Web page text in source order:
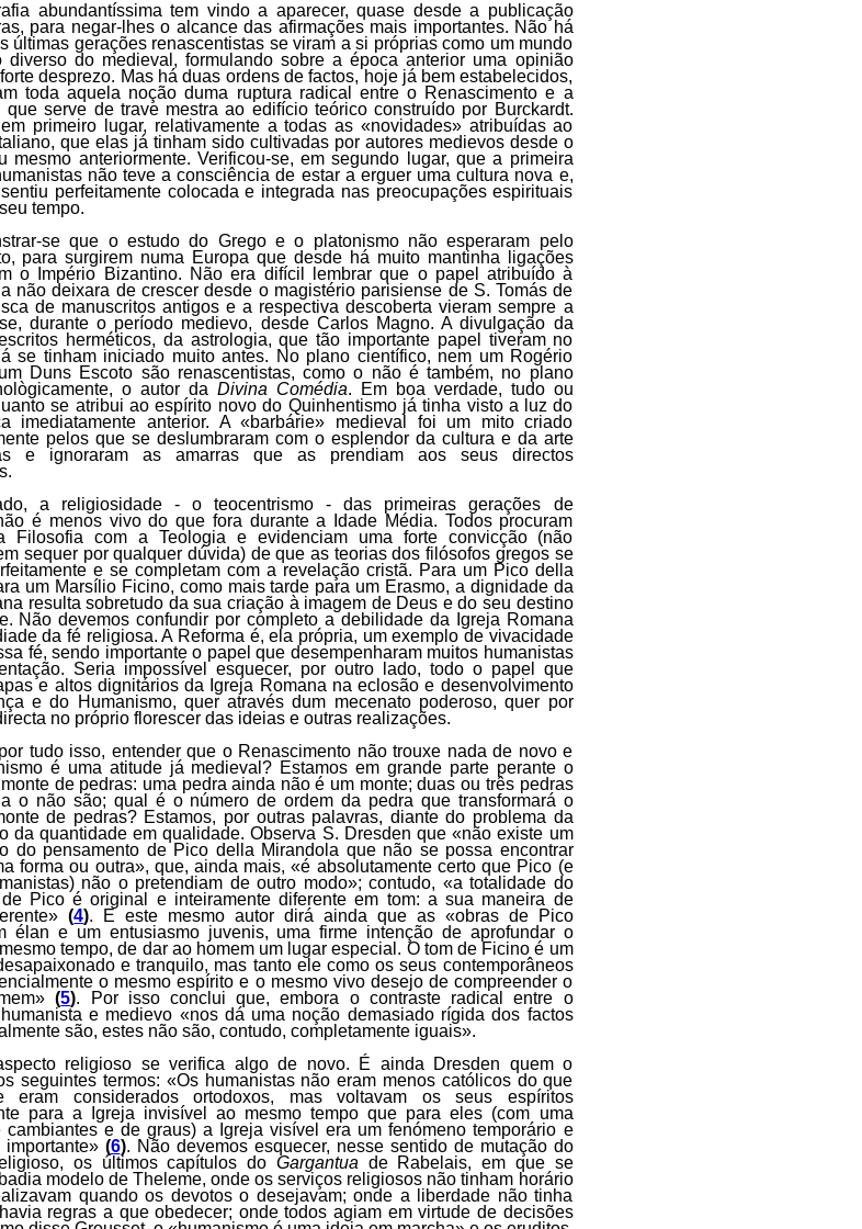
abundantíssima tem vindo a aparecer, quase desde a publicação
para negar-lhes o alcance das afirmações mais importantes. Não há
últimas gerações renascentistas se viram a si próprias como um mundo
diverso do medieval, formulando sobre a época anterior uma opinião
desprezo. Mas há duas ordens de factos, hoje já bem estabelecidos,
toda aquela noção duma ruptura radical entre o Renascimento e a
que serve de trave mestra ao edifício teórico construído por Burckardt.
primeiro lugar, relativamente a todas as «novidades» atribuídas ao
que elas já tinham sido cultivadas por autores medievos desde o
mesmo anteriormente. Verificou-se, em segundo lugar, que a primeira
não teve a consciência de estar a erguer uma cultura nova e,
perfeitamente colocada e integrada nas preocupações espirituais
tempo.
se que o estudo do Grego e o platonismo não esperaram pelo
para surgirem numa Europa que desde há muito mantinha ligações
o Império Bizantino. Não era difícil lembrar que o papel atribuído à
não deixara de crescer desde o magistério parisiense de S. Tomás de
de manuscritos antigos e a respectiva descoberta vieram sempre a
durante o período medievo, desde Carlos Magno. A divulgação da
herméticos, da astrologia, que tão importante papel tiveram no
se tinham iniciado muito antes. No plano científico, nem um Rogério
Duns Escoto são renascentistas, como o não é também, no plano
o autor da Divina Comédia. Em boa verdade, tudo ou
se atribui ao espírito novo do Quinhentismo já tinha visto a luz do
imediatamente anterior. A «barbárie» medieval foi um mito criado
pelos que se deslumbraram com o esplendor da cultura e da arte
e ignoraram as amarras que as prendiam aos seus directos
a religiosidade - o teocentrismo - das primeiras gerações de
é menos vivo do que fora durante a Idade Média. Todos procuram
Filosofia com a Teologia e evidenciam uma forte convicção (não
sequer por qualquer dúvida) de que as teorias dos filósofos gregos se
e se completam com a revelação cristã. Para um Pico della
um Marsílio Ficino, como mais tarde para um Erasmo, a dignidade da
resulta sobretudo da sua criação à imagem de Deus e do seu destino
Não devemos confundir por completo a debilidade da Igreja Romana
da fé religiosa. A Reforma é, ela própria, um exemplo de vivacidade
fé, sendo importante o papel que desempenharam muitos humanistas
Seria impossível esquecer, por outro lado, todo o papel que
e altos dignitários da Igreja Romana na eclosão e desenvolvimento
e do Humanismo, quer através dum mecenato poderoso, quer por
no próprio florescer das ideias e outras realizações.
tudo isso, entender que o Renascimento não trouxe nada de novo e
é uma atitude já medieval? Estamos em grande parte perante o
de pedras: uma pedra ainda não é um monte; duas ou três pedras
o não são; qual é o número de ordem da pedra que transformará o
de pedras? Estamos, por outras palavras, diante do problema da
da quantidade em qualidade. Observa S. Dresden que «não existe um
do pensamento de Pico della Mirandola que não se possa encontrar
forma ou outra», que, ainda mais, «é absolutamente certo que Pico (e
não o pretendiam de outro modo»; contudo, «a totalidade do
de Pico é original e inteiramente diferente em tom: a sua maneira de
(4). E este mesmo autor dirá ainda que as «obras de Pico
élan e um entusiasmo juvenis, uma firme intenção de aprofundar o
tempo, de dar ao homem um lugar especial. O tom de Ficino é um
e tranquilo, mas tanto ele como os seus contemporâneos
o mesmo espírito e o mesmo vivo desejo de compreender o
(5). Por isso conclui que, embora o contraste radical entre o
e medievo «nos dá uma noção demasiado rígida dos factos
são, estes não são, contudo, completamente iguais».
religioso se verifica algo de novo. É ainda Dresden quem o
seguintes termos: «Os humanistas não eram menos católicos do que
eram considerados ortodoxos, mas voltavam os seus espíritos
para a Igreja invisível ao mesmo tempo que para eles (com uma
cambiantes e de graus) a Igreja visível era um fenómeno temporário e
importante» (6). Não devemos esquecer, nesse sentido de mutação do
os últimos capítulos do Gargantua de Rabelais, em que se
modelo de Theleme, onde os serviços religiosos não tinham horário
quando os devotos o desejavam; onde a liberdade não tinha
regras a que obedecer; onde todos agiam em virtude de decisões